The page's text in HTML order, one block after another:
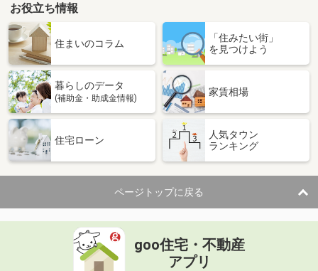
お役立ち情報
住まいのコラム
「住みたい街」
を見つけよう
暮らしのデータ
(補助金・助成金情報)
家賃相場
住宅ローン
人気タウン
ランキング
ページトップに戻る
goo住宅・不動産
アプリ